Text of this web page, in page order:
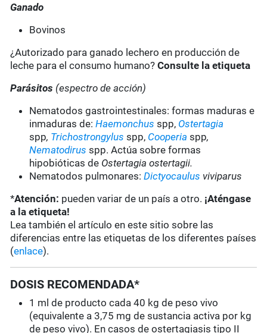
Ganado
Bovinos
¿Autorizado para ganado lechero en producción de
leche para el consumo humano?Consulte la etiqueta
Parásitos (espectro de acción)
Nematodos gastrointestinales: formas maduras e
inmaduras de:Haemonchus spp, Ostertagia
spp, Trichostrongylus spp, Cooperia spp,
Nematodirus spp. Actúa sobre formas
hipobióticas de Ostertagia ostertagii.
Nematodos pulmonares:Dictyocaulus viviparus
*Atención: pueden variar de un país a otro. ¡Aténgase
a la etiqueta!
Lea también el artículo en este sitio sobre las
diferencias entre las etiquetas de los diferentes países
(enlace).
DOSIS RECOMENDADA*
1 ml de producto cada 40 kg de peso vivo
(equivalente a 3,75 mg de sustancia activa por kg
de peso vivo). En casos de ostertagiasis tipo II